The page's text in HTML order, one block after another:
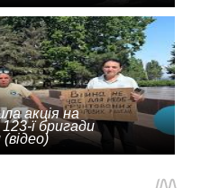
акція на
ї бригади